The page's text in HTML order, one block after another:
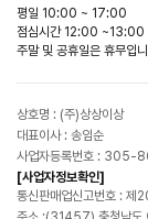
평일 10:00 ~ 17:00
점심시간 12:00 ~13:00
주말 및 공휴일은 휴무입
상호명 : (주)상상이상
대표이사 : 송임순
사업자등록번호 :
[사업자정보확인]
통신판매업신고번호 :